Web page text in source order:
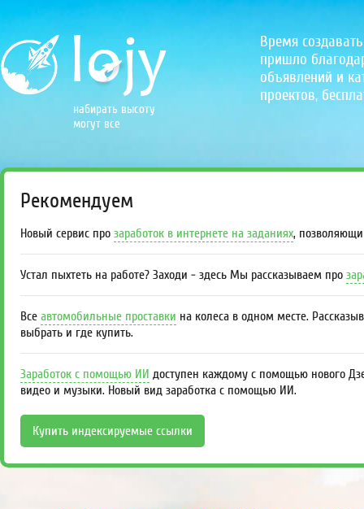
набирать высоту
могут все
Время
пришло
объявлений и
проектов,
Рекомендуем
Новый сервис про заработок в интернете на заданиях,
Устал пыхтеть на работе? Заходи - здесь Мы рассказываем про
Все автомобильные проставки на колеса в одном месте.
выбрать и где купить.
Заработок с помощью ИИ доступен каждому с помощью нового
видео и музыки. Новый вид заработка с помощью ИИ.
Купить индексируемые ссылки